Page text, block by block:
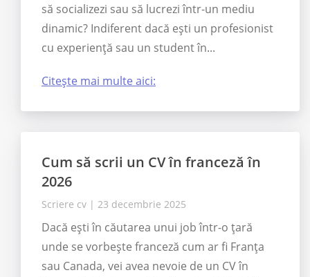
să socializezi sau să lucrezi într-un mediu
dinamic? Indiferent dacă ești un profesionist
cu experiență sau un student în...
Citește mai multe aici:
Cum să scrii un CV în franceză în
2026
Scriere cv | 23 decembrie 2025
Dacă ești în căutarea unui job într-o țară
unde se vorbește franceză cum ar fi Franța
sau Canada, vei avea nevoie de un CV în